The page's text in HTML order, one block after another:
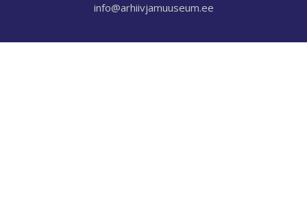
info@arhiivjamuuseum.ee